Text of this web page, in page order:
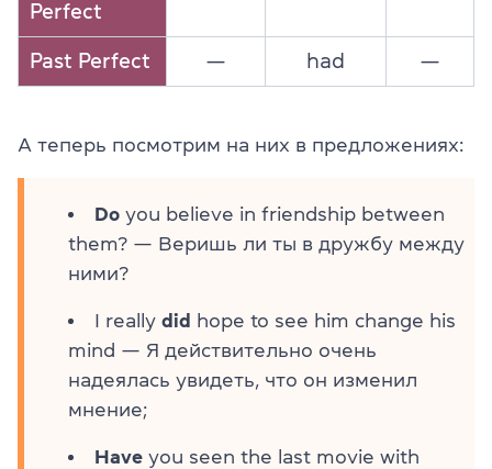
Perfect
Past Perfect — had —
А теперь посмотрим на них в предложениях:
Do you believe in friendship between
them? — Веришь ли ты в дружбу между
ними?
I really did
hope to see him change his
mind — Я действительно очень
надеялась увидеть, что он изменил
мнение;
Have you seen the last movie with